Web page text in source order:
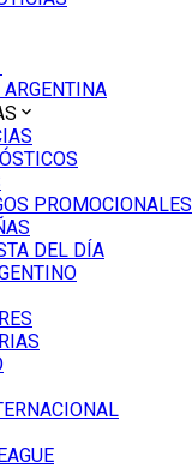
PROMOCIONALES
DEL DÍA